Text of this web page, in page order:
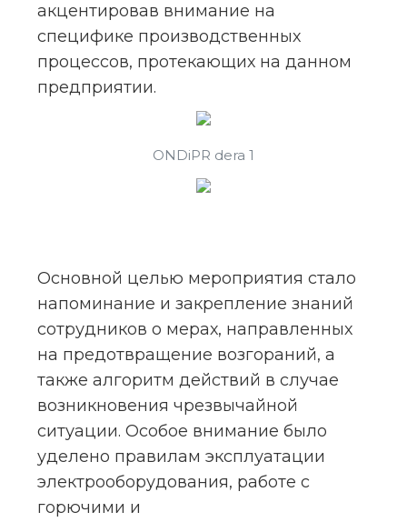
акцентировав внимание на
специфике производственных
процессов, протекающих на данном
предприятии.
ONDiPR dera 1
Основной целью мероприятия стало
напоминание и закрепление знаний
сотрудников о мерах, направленных
на предотвращение возгораний, а
также алгоритм действий в случае
возникновения чрезвычайной
ситуации. Особое внимание было
уделено правилам эксплуатации
электрооборудования, работе с
горючими и